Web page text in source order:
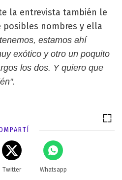
la entrevista también le
posibles nombres y ella
estamos ahí
exótico y otro un poquito
los dos. Y quiero que
Twitter Whatsapp